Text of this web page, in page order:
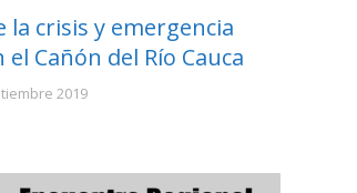
la crisis y emergencia
Cañón del Río Cauca
2019